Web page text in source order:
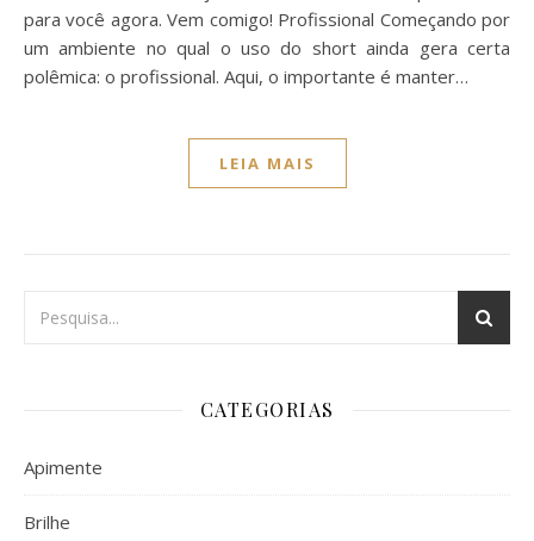
para você agora. Vem comigo! Profissional Começando por
um ambiente no qual o uso do short ainda gera certa
polêmica: o profissional. Aqui, o importante é manter…
LEIA MAIS
CATEGORIAS
Apimente
Brilhe